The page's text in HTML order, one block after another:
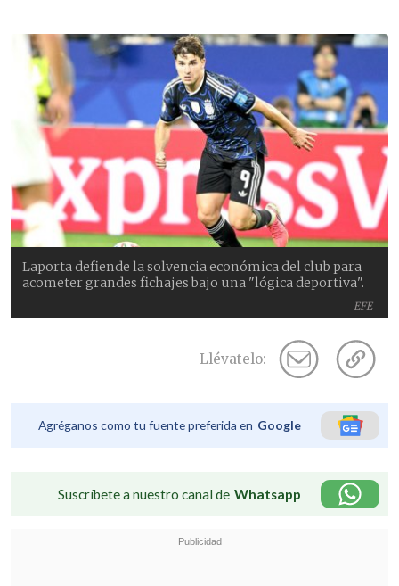
EFE
Laporta defiende la solvencia económica del club para
acometer grandes fichajes bajo una "lógica deportiva".
Llévatelo:
Agréganos como tu fuente preferida en Google
Suscríbete a nuestro canal de Whatsapp